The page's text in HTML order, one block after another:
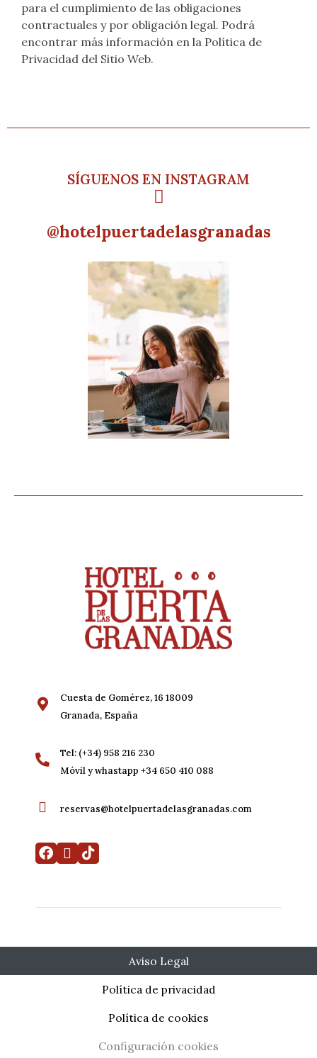
para el cumplimiento de las obligaciones
contractuales y por obligación legal. Podrá
encontrar más información en la Política de
Privacidad del Sitio Web.
SÍGUENOS EN INSTAGRAM
@hotelpuertadelasgranadas
Cuesta de Gomérez, 16 18009
Granada, España
Tel: (+34) 958 216 230
Móvil y whastapp +34 650 410 088
reservas@hotelpuertadelasgranadas.com
Aviso Legal
Política de privacidad
Política de cookies
Configuración cookies